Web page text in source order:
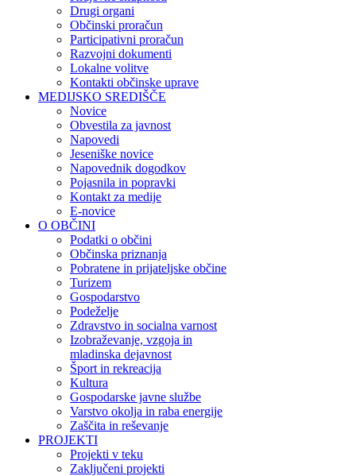
Drugi organi
Občinski proračun
Participativni proračun
Razvojni dokumenti
Lokalne volitve
Kontakti občinske uprave
MEDIJSKO SREDIŠČE
Novice
Obvestila za javnost
Napovedi
Jeseniške novice
Napovednik dogodkov
Pojasnila in popravki
Kontakt za medije
E-novice
O OBČINI
Podatki o občini
Občinska priznanja
Pobratene in prijateljske občine
Turizem
Gospodarstvo
Podeželje
Zdravstvo in socialna varnost
Izobraževanje, vzgoja in
mladinska dejavnost
Šport in rekreacija
Kultura
Gospodarske javne službe
Varstvo okolja in raba energije
Zaščita in reševanje
PROJEKTI
Projekti v teku
Zaključeni projekti